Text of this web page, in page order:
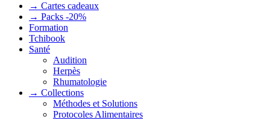
→ Cartes cadeaux
→ Packs -20%
Formation
Tchibook
Santé
Audition
Herpès
Rhumatologie
→ Collections
Méthodes et Solutions
Protocoles Alimentaires